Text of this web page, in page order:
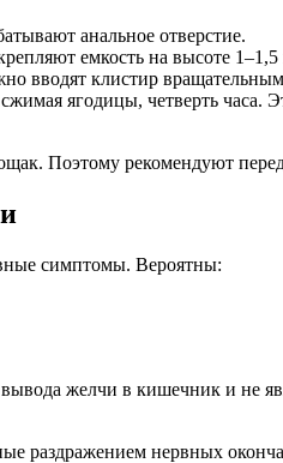
анальное отверстие.
емкость на высоте 1–1,5
вводят клистир
ягодицы, четверть часа.
Поэтому рекомендуют
симптомы. Вероятны:
вывода желчи в кишечник и не
раздражением нервных